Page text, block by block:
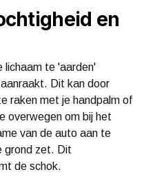
en
lichaam te 'aarden'
Dit kan door
raken met je handpalm of
overwegen om bij het
van de auto aan te
grond zet. Dit
de schok.